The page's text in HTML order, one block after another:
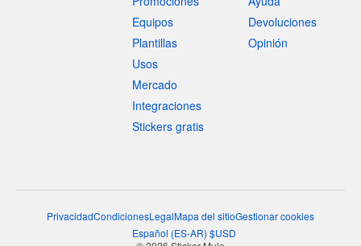
Equipos
Plantillas
Usos
Mercado
Integraciones
Stickers gratis
Devoluciones
Opinión
PrivacidadCondicionesLegalMapa del sitioGestionar cookies
Español (ES-AR) $USD